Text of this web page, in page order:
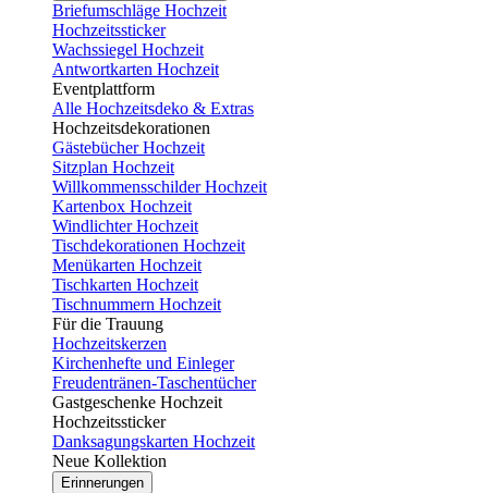
Briefumschläge Hochzeit
Hochzeitssticker
Wachssiegel Hochzeit
Antwortkarten Hochzeit
Eventplattform
Alle Hochzeitsdeko & Extras
Hochzeitsdekorationen
Gästebücher Hochzeit
Sitzplan Hochzeit
Willkommensschilder Hochzeit
Kartenbox Hochzeit
Windlichter Hochzeit
Tischdekorationen Hochzeit
Menükarten Hochzeit
Tischkarten Hochzeit
Tischnummern Hochzeit
Für die Trauung
Hochzeitskerzen
Kirchenhefte und Einleger
Freudentränen-Taschentücher
Gastgeschenke Hochzeit
Hochzeitssticker
Danksagungskarten Hochzeit
Neue Kollektion
Erinnerungen